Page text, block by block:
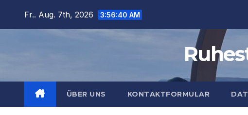
Fr.. Aug. 7th, 2026 3:56:41 AM
ÜBER UNS KONTAKTFORMULAR